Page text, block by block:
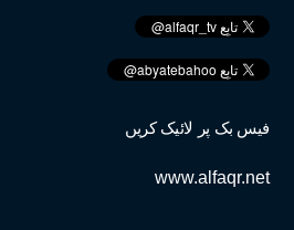
فیس بک پر لائیک کریں
www.alfaqr.net